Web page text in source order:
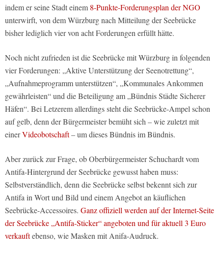
indem er seine Stadt einem 8-Punkte-Forderungsplan der NGO
unterwirft, von dem Würzburg nach Mitteilung der Seebrücke
bisher lediglich vier von acht Forderungen erfüllt hätte.
Noch nicht zufrieden ist die Seebrücke mit Würzburg in folgenden
vier Forderungen: „Aktive Unterstützung der Seenotrettung“,
„Aufnahmeprogramm unterstützen“, „Kommunales Ankommen
gewährleisten“ und die Beteiligung am „Bündnis Städte Sicherer
Häfen“. Bei Letzerem allerdings steht die Seebrücke-Ampel schon
auf gelb, denn der Bürgermeister bemüht sich – wie zuletzt mit
einerVideobotschaft– um dieses Bündnis im Bündnis.
Aber zurück zur Frage, ob Oberbürgermeister Schuchardt vom
Antifa-Hintergrund der Seebrücke gewusst haben muss:
Selbstverständlich, denn die Seebrücke selbst bekennt sich zur
Antifa in Wort und Bild und einem Angebot an käuflichen
Seebrücke-Accessoires. Ganz offiziell werden auf der Internet-Seite
der Seebrücke „Antifa-Sticker“ angeboten und für aktuell 3 Euro
verkauftebenso, wie Masken mit Anifa-Audruck.